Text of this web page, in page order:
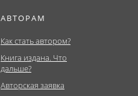
АВТОРАМ
Как стать автором?
Книга издана. Что
дальше?
Авторская заявка